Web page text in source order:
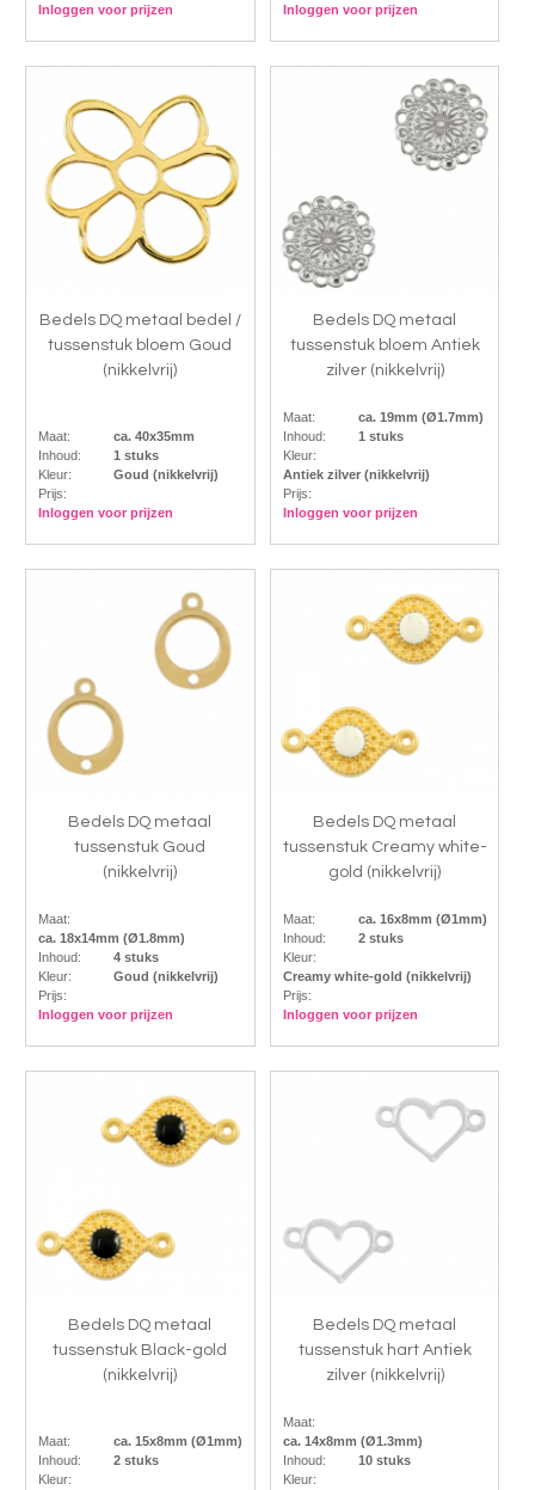
Inloggen voor prijzen
Inloggen voor prijzen
Bedels DQ metaal bedel /
tussenstuk bloem Goud
(nikkelvrij)
Maat:
ca. 40x35mm
Inhoud:
1 stuks
Kleur:
Goud (nikkelvrij)
Prijs:
Inloggen voor prijzen
Bedels DQ metaal
tussenstuk bloem Antiek
zilver (nikkelvrij)
Maat:
ca. 19mm (Ø1.7mm)
Inhoud:
1 stuks
Kleur:
Antiek zilver (nikkelvrij)
Prijs:
Inloggen voor prijzen
Bedels DQ metaal
tussenstuk Goud
(nikkelvrij)
Maat:
ca. 18x14mm (Ø1.8mm)
Inhoud:
4 stuks
Kleur:
Goud (nikkelvrij)
Prijs:
Inloggen voor prijzen
Bedels DQ metaal
tussenstuk Creamy white-
gold (nikkelvrij)
Maat:
ca. 16x8mm (Ø1mm)
Inhoud:
2 stuks
Kleur:
Creamy white-gold (nikkelvrij)
Prijs:
Inloggen voor prijzen
Bedels DQ metaal
tussenstuk Black-gold
(nikkelvrij)
Maat:
ca. 15x8mm (Ø1mm)
Inhoud:
2 stuks
Kleur:
Bedels DQ metaal
tussenstuk hart Antiek
zilver (nikkelvrij)
Maat:
ca. 14x8mm (Ø1.3mm)
Inhoud:
10 stuks
Kleur: